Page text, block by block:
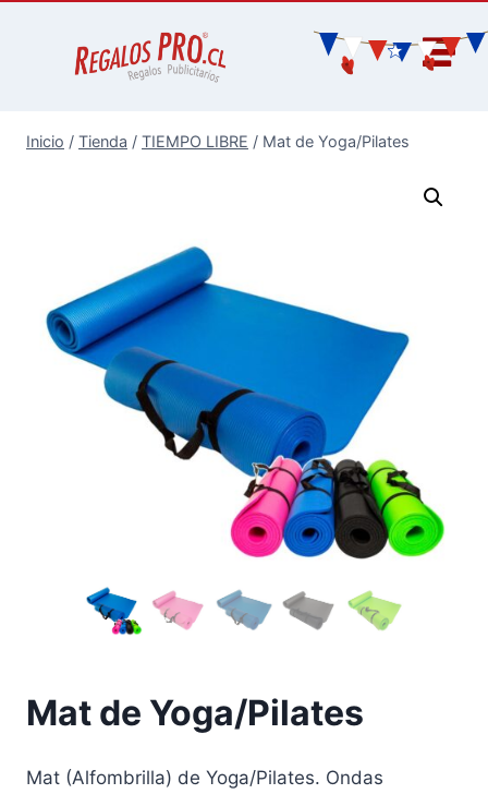
Inicio / Tienda / TIEMPO LIBRE / Mat de Yoga/Pilates
Mat de Yoga/Pilates
Mat (Alfombrilla) de Yoga/Pilates. Ondas